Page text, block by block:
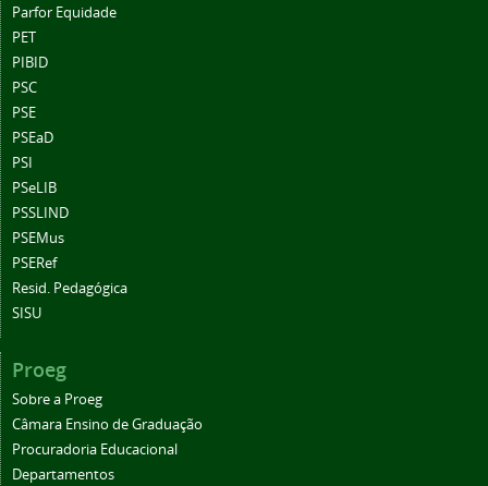
Parfor Equidade
PET
PIBID
PSC
PSE
PSEaD
PSI
PSeLIB
PSSLIND
PSEMus
PSERef
Resid. Pedagógica
SISU
Proeg
Sobre a Proeg
Câmara Ensino de Graduação
Procuradoria Educacional
Departamentos